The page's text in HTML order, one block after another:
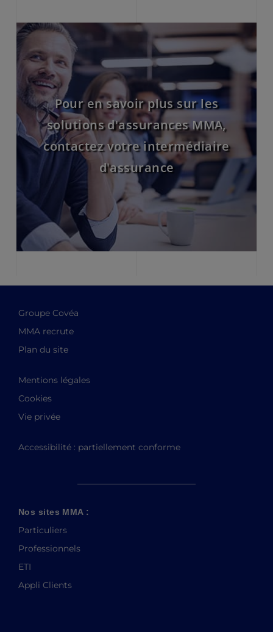
Pour en savoir plus sur les
solutions d'assurances MMA,
contactez votre intermédiaire
d'assurance
Groupe Covéa
MMA recrute
Plan du site
Mentions légales
Cookies
Vie privée
Accessibilité : partiellement conforme
Nos sites MMA :
Particuliers
Professionnels
ETI
Appli Clients